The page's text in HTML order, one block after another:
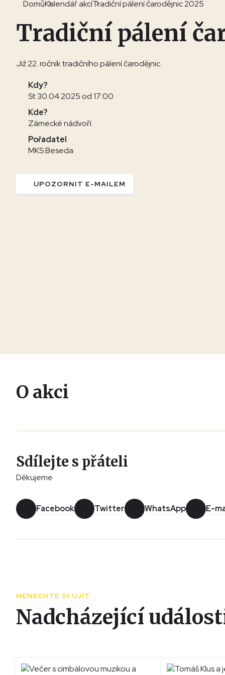
DomůKalendář akcíTradiční pálení čarodějnic 2025
Tradiční pálení
Již 22. ročník tradičního pálení čarodějnic.
Kdy?
St 30.04.2025 od 17:00
Kde?
Zámecké nádvoří
Pořadatel
MKS Beseda
UPOZORNIT E-MAILEM
O akci
Sdílejte s přáteli
Děkujeme
Facebook Twitter WhatsApp E-
NENECHTE SI UJÍT
Nadcházející